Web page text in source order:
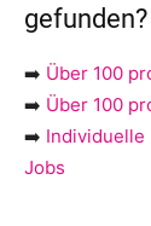
gefunden?
➡️ Über 100
➡️ Über 100
➡️ Individuelle
Jobs